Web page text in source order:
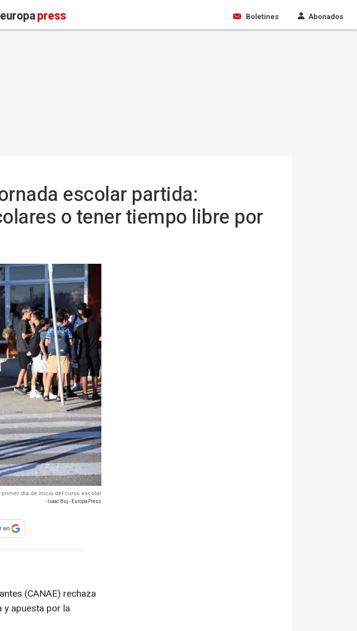
europapress Boletines Abonados
escolar partida:
o tener tiempo libre por
primer día de inicio del curso escolar
- Isaac Buj - Europa Press
compartir
en
(CANAE) rechaza
apuesta por la